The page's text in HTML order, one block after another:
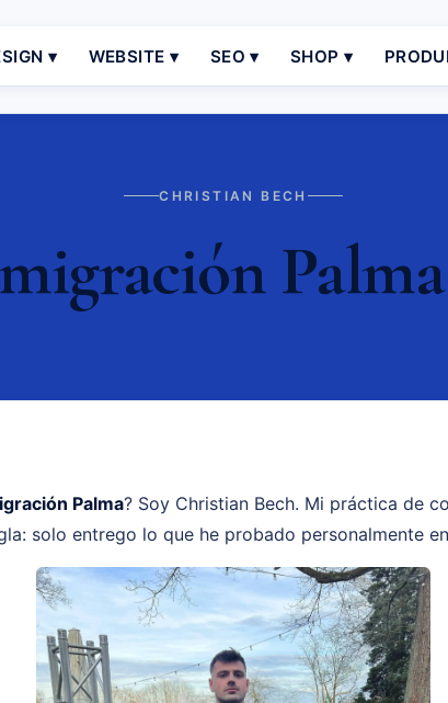
▾ WEBSITE ▾ SEO ▾ SHOP ▾
CHRISTIAN BECH
Palma? Soy Christian Bech. Mi práctica de
solo entrego lo que he probado personalmente